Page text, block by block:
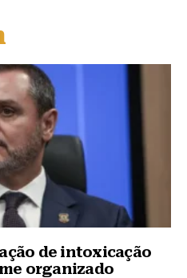
de intoxicação
organizado